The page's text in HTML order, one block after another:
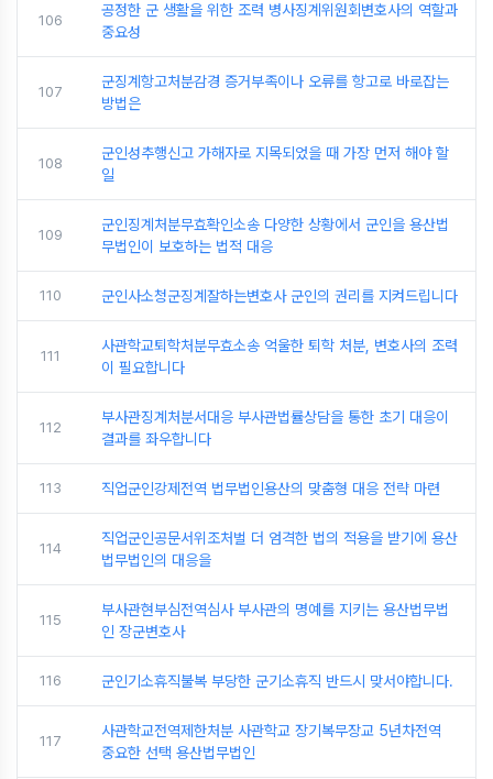
106
공정한 군 생활을 위한 조력 병사징계위원회변호사의 역할과
중요성
107
군징계항고처분감경 증거부족이나 오류를 항고로 바로잡는
방법은
108
군인성추행신고 가해자로 지목되었을 때 가장 먼저 해야 할
일
109
군인징계처분무효확인소송 다양한 상황에서 군인을 용산법
무법인이 보호하는 법적 대응
110 군인사소청군징계잘하는변호사 군인의 권리를 지켜드립니다
111
사관학교퇴학처분무효소송 억울한 퇴학 처분, 변호사의 조력
이 필요합니다
112
부사관징계처분서대응 부사관법률상담을 통한 초기 대응이
결과를 좌우합니다
113 직업군인강제전역 법무법인용산의 맞춤형 대응 전략 마련
114
직업군인공문서위조처벌 더 엄격한 법의 적용을 받기에 용산
법무법인의 대응을
115
부사관현부심전역심사 부사관의 명예를 지키는 용산법무법
인 장군변호사
116 군인기소휴직불복 부당한 군기소휴직 반드시 맞서야합니다.
117
사관학교전역제한처분 사관학교 장기복무장교 5년차전역
중요한 선택 용산법무법인